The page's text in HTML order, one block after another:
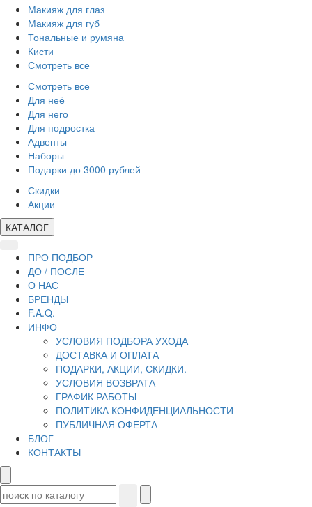
Макияж для глаз
Макияж для губ
Тональные и румяна
Кисти
Смотреть все
Смотреть все
Для неё
Для него
Для подростка
Адвенты
Наборы
Подарки до 3000 рублей
Скидки
Акции
КАТАЛОГ
ПРО ПОДБОР
ДО / ПОСЛЕ
О НАС
БРЕНДЫ
F.A.Q.
ИНФО
УСЛОВИЯ ПОДБОРА УХОДА
ДОСТАВКА И ОПЛАТА
ПОДАРКИ, АКЦИИ, СКИДКИ.
УСЛОВИЯ ВОЗВРАТА
ГРАФИК РАБОТЫ
ПОЛИТИКА КОНФИДЕНЦИАЛЬНОСТИ
ПУБЛИЧНАЯ ОФЕРТА
БЛОГ
КОНТАКТЫ